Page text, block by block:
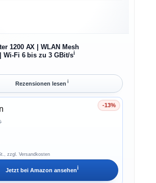
1200 AX | WLAN Mesh
Wi-Fi 6 bis zu 3 GBit/sℹ︎
Rezensionen lesen ℹ︎
-13%
zzgl. Versandkosten
Jetzt bei Amazon ansehenℹ︎